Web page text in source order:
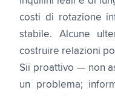
costi di rotazione
stabile. Alcune
costruire relazioni
Sii proattivo — non
un problema;